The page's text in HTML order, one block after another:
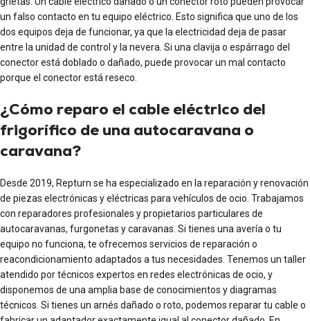
un falso contacto en tu equipo eléctrico. Esto significa que uno de los
dos equipos deja de funcionar, ya que la electricidad deja de pasar
entre la unidad de control y la nevera. Si una clavija o espárrago del
conector está doblado o dañado, puede provocar un mal contacto
porque el conector está reseco.
¿Cómo reparo el cable eléctrico del
frigorífico de una autocaravana o
caravana?
Desde 2019, Repturn se ha especializado en la reparación y renovación
de piezas electrónicas y eléctricas para vehículos de ocio. Trabajamos
con reparadores profesionales y propietarios particulares de
autocaravanas, furgonetas y caravanas. Si tienes una avería o tu
equipo no funciona, te ofrecemos servicios de reparación o
reacondicionamiento adaptados a tus necesidades. Tenemos un taller
atendido por técnicos expertos en redes electrónicas de ocio, y
disponemos de una amplia base de conocimientos y diagramas
técnicos. Si tienes un arnés dañado o roto, podemos reparar tu cable o